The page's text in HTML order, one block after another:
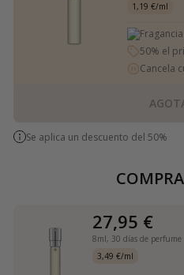
1,19 €/ml
50% el
Cancela
Se aplica un descuento del 50%
27,95 €
8ml, 30 días de perfume
3,49 €/ml